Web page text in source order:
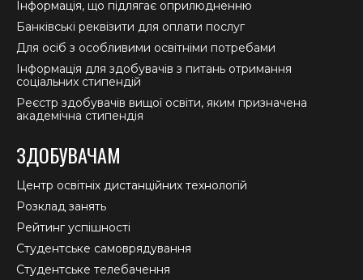
Інформація, що підлягає оприлюдненню
Банківські реквізити для оплати послуг
Для осіб з особливими освітніми потребами
Інформація для здобувачів з питань отримання
соціальних стипендій
Реєстр здобувачів вищої освіти, яким призначена
академічна стипендія
ЗДОБУВАЧАМ
Центр освітніх дистанційних технологій
Розклад занять
Рейтинг успішності
Студентське самоврядування
Студентське телебачення